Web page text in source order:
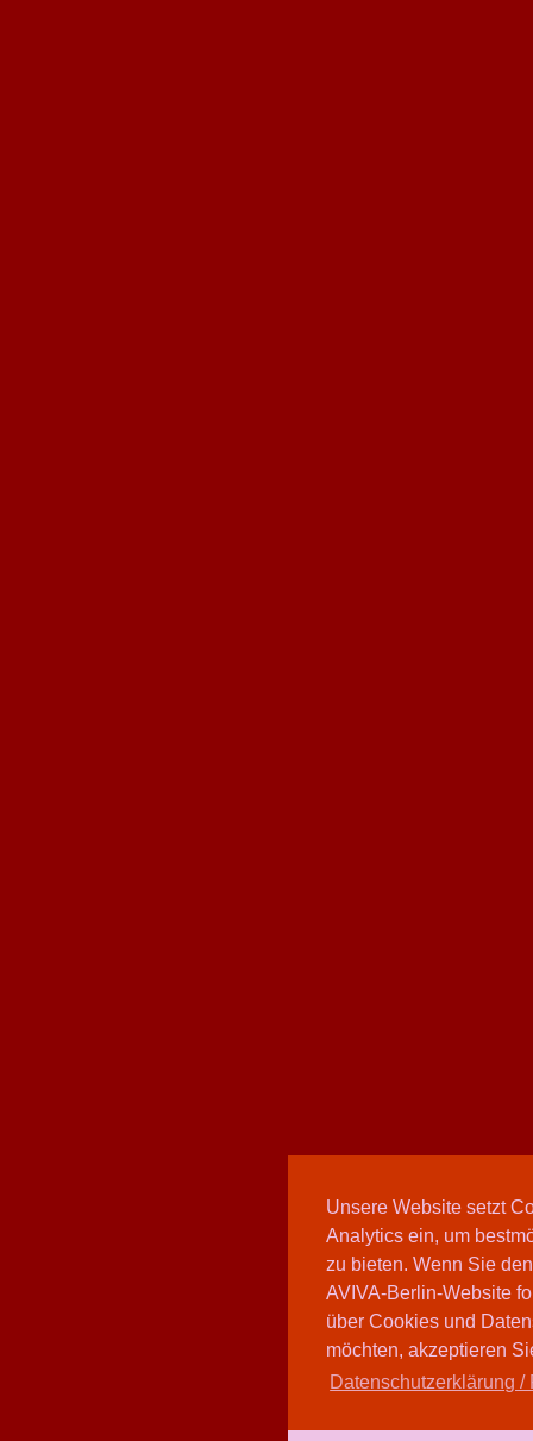
Unsere Website setzt
Analytics ein, um
zu bieten. Wenn Sie
AVIVA-Berlin-Website
über Cookies und
möchten, akzeptieren
Datenschutzerklärung /